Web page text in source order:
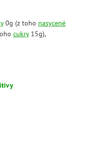
0g (z toho nasycené
cukry15g),